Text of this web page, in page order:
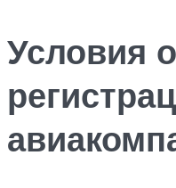
Условия